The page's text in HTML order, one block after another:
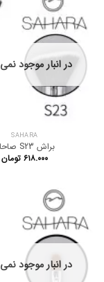
در انبار موجود
SAHARA
براش S23 صاحارا
۶۱۸.۰۰۰ تومان
در انبار موجود